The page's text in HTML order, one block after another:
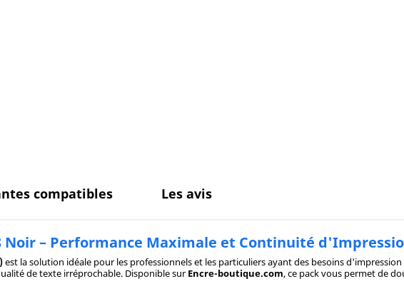
compatibles Les avis
Noir – Performance Maximale et Continuité
est la solution idéale pour les professionnels et les particuliers ayant des besoins
de texte irréprochable. Disponible surEncre-boutique.com, ce pack vous permet de